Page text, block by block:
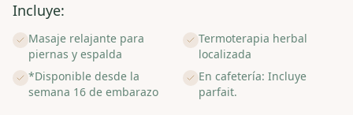
Incluye:
Masaje relajante para
piernas y espalda
Termoterapia herbal
localizada
*Disponible desde la
semana 16 de embarazo
En cafetería: Incluye
parfait.